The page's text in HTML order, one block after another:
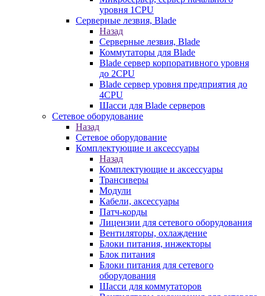
уровня 1CPU
Серверные лезвия, Blade
Назад
Серверные лезвия, Blade
Коммутаторы для Blade
Blade сервер корпоративного уровня
до 2CPU
Blade сервер уровня предприятия до
4CPU
Шасси для Blade серверов
Сетевое оборудование
Назад
Сетевое оборудование
Комплектующие и аксессуары
Назад
Комплектующие и аксессуары
Трансиверы
Модули
Кабели, аксессуары
Патч-корды
Лицензии для сетевого оборудования
Вентиляторы, охлаждение
Блоки питания, инжекторы
Блок питания
Блоки питания для сетевого
оборудования
Шасси для коммутаторов